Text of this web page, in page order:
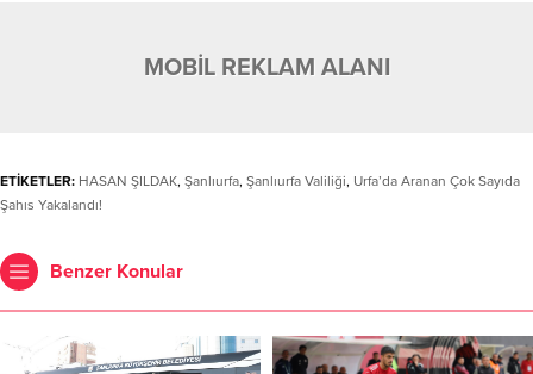
MOBİL REKLAM ALANI
ETİKETLER: HASAN ŞILDAK, Şanlıurfa, Şanlıurfa Valiliği, Urfa’da Aranan Çok Sayıda
Şahıs Yakalandı!
Benzer Konular